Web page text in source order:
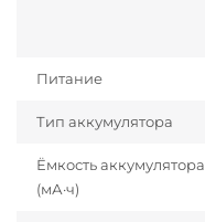
Питание
Тип аккумулятора
Ёмкость аккумулятора
(мА·ч)